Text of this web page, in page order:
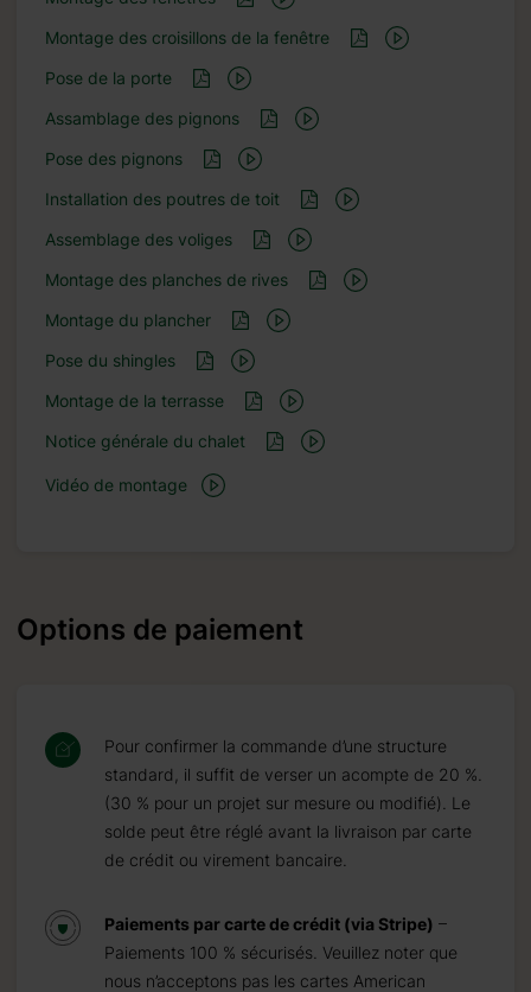
Montage des croisillons de la fenêtre
Pose de la porte
Assamblage des pignons
Pose des pignons
Installation des poutres de toit
Assemblage des voliges
Montage des planches de rives
Montage du plancher
Pose du shingles
Montage de la terrasse
Notice générale du chalet
Vidéo de montage
Options de paiement
Pour confirmer la commande d’une structure
standard, il suffit de verser un acompte de 20 %.
(30 % pour un projet sur mesure ou modifié). Le
solde peut être réglé avant la livraison par carte
de crédit ou virement bancaire.
Paiements par carte de crédit (via Stripe) –
Paiements 100 % sécurisés. Veuillez noter que
nous n’acceptons pas les cartes American